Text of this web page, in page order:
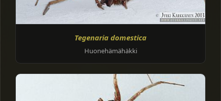
Tegenaria domestica
Huonehämähäkki